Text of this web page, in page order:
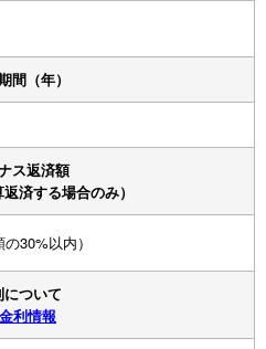
間（年）
ス返済額
返済する場合のみ）
30%以内）
について
金利情報